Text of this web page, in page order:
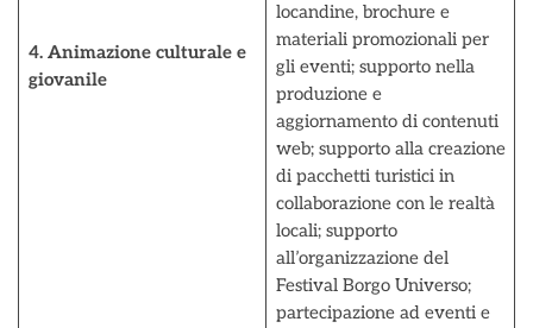
4. Animazione culturale e
giovanile
locandine, brochure e
materiali promozionali per
gli eventi; supporto nella
produzione e
aggiornamento di contenuti
web; supporto alla creazione
di pacchetti turistici in
collaborazione con le realtà
locali; supporto
all’organizzazione del
Festival Borgo Universo;
partecipazione ad eventi e